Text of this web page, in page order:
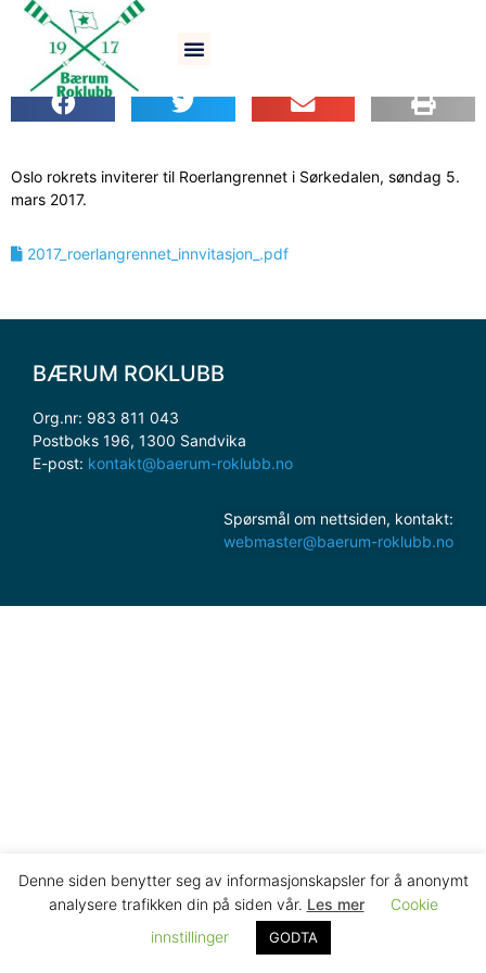
Roerlangrennet 2017
Oslo rokrets inviterer til Roerlangrennet i Sørkedalen, søndag 5.
mars 2017.
2017_roerlangrennet_innvitasjon_.pdf
BÆRUM ROKLUBB
Org.nr: 983 811 043
Postboks 196, 1300 Sandvika
E-post: kontakt@baerum-roklubb.no
Spørsmål om nettsiden, kontakt:
webmaster@baerum-roklubb.no
Denne siden benytter seg av informasjonskapsler for å anonymt
analysere trafikken din på siden vår. Les mer
Cookie
innstillinger
GODTA